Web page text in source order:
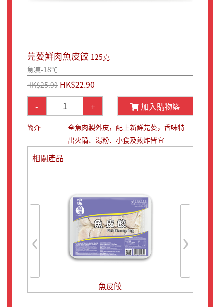
芫荽鮮肉魚皮餃 125克
急凍-18℃
HK$25.90 HK$22.90
-
+ 加入購物籃
簡介
全魚肉製外皮，配上新鮮芫荽，香味特
出火鍋、湯粉、小食及煎炸皆宜
相關產品
魚皮餃
‹ ›